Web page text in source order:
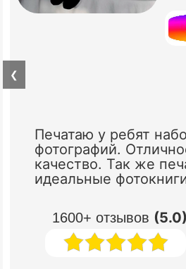
1600+ отзывов (5.0)
Печатаю у ребят
фотографий.
качество. Так же
идеальные
❮